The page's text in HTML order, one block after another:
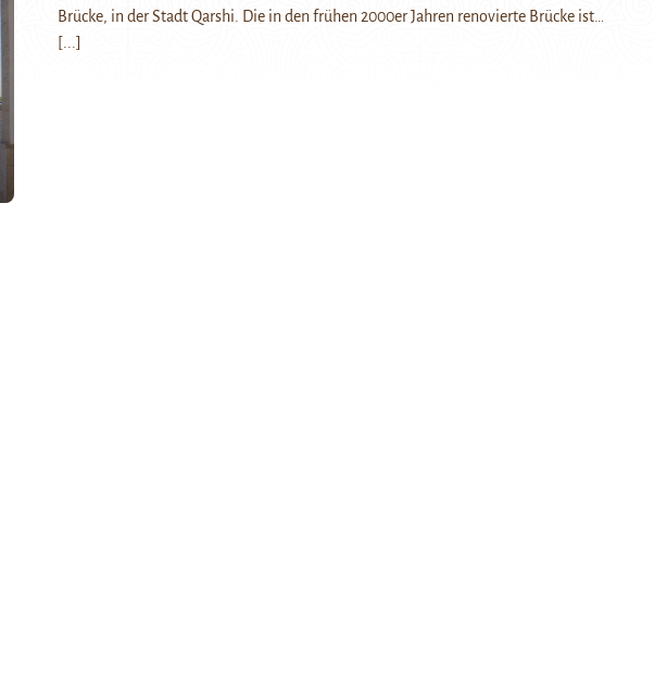
Brücke, in der Stadt Qarshi. Die in den frühen 2000er Jahren renovierte Brücke ist…
[...]